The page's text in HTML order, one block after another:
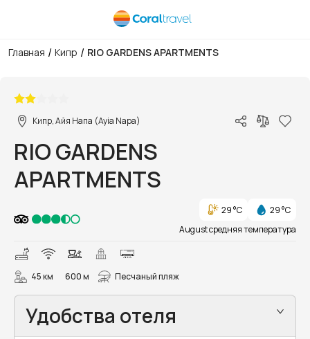
Главная / Кипр / RIO GARDENS APARTMENTS
Кипр, Айя Напа (Ayia Napa)
RIO GARDENS
APARTMENTS
29 °C
29 °C
August средняя температура
45 км 600 м Песчаный пляж
Удобства отеля